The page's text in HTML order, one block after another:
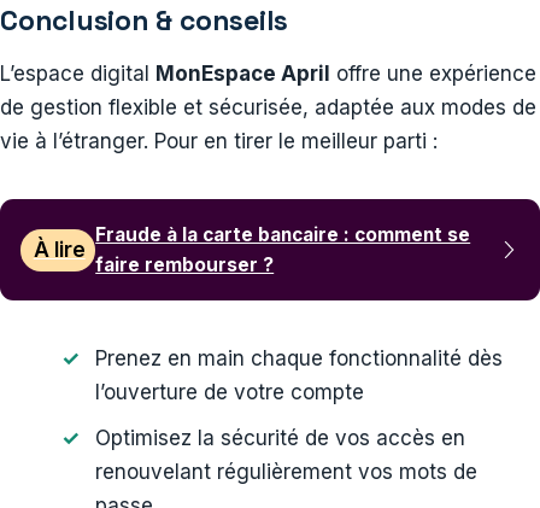
Conclusion & conseils
L’espace digital MonEspace April offre une expérience
de gestion flexible et sécurisée, adaptée aux modes de
vie à l’étranger. Pour en tirer le meilleur parti :
À lire
Fraude à la carte bancaire : comment se
faire rembourser ?
Prenez en main chaque fonctionnalité dès
l’ouverture de votre compte
Optimisez la sécurité de vos accès en
renouvelant régulièrement vos mots de